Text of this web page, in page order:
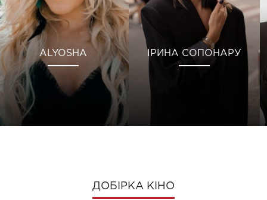
ALYOSHA ІРИНА СОПОНАРУ
ДОБІРКА КІНО